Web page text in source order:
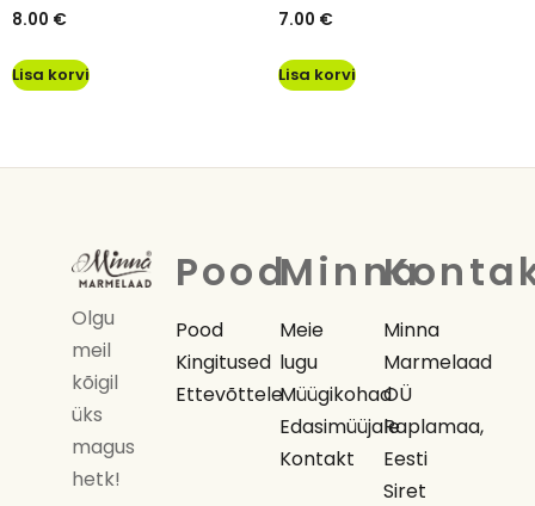
8.00 €
Lisa korvi
7.00 €
Lisa korvi
Olgu
meil
kõigil
üks
magus
hetk!
Pood
Pood
Kingitused
Ettevõttele
Minna
Meie
lugu
Müügikohad
Edasimüüjale
Kontakt
Minna
Marmelaad
OÜ
Raplamaa,
Eesti
Siret